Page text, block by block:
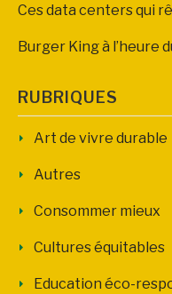
Ces data centers qui
Burger King à l’heure
RUBRIQUES
Art de vivre durable
Autres
Consommer mieux
Cultures équitables
Education éco-